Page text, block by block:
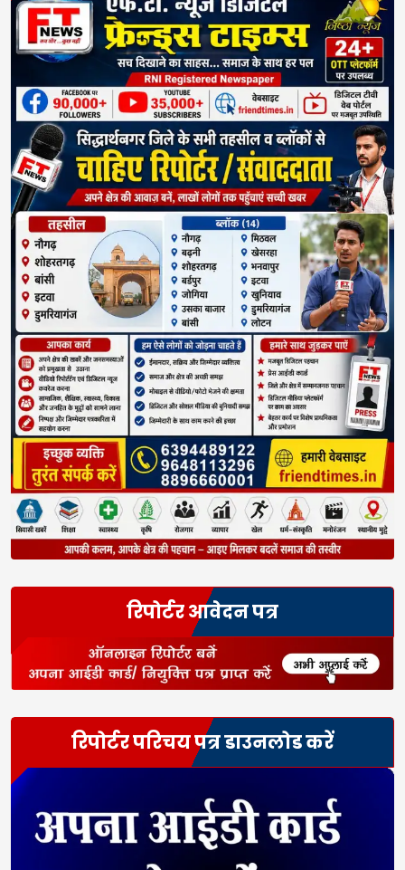
रिपोर्टर आवेदन पत्र
रिपोर्टर परिचय पत्र डाउनलोड करें